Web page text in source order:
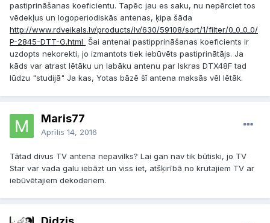
pastiprināšanas koeficientu. Tapēc jau es saku, nu nepērciet tos
vēdekļus un logoperiodiskās antenas, ķipa šāda
http://www.rdveikals.lv/products/lv/630/59108/sort/1/filter/0_0_0_0/
P-2845-DTT-G.html
Šai antenai pastipprināšanas koeficients ir
uzdopts nekorekti, jo izmantots tiek iebūvēts pastiprinātājs. Ja
kāds var atrast lētāku un labāku antenu par Iskras DTX48F tad
lūdzu "studijā" Ja kas, Yotas bāzē šī antena maksās vēl lētāk.
Maris77
Aprīlis 14, 2016
Tātad divus TV antena nepavilks? Lai gan nav tik būtiski, jo TV
Star var vada galu iebāzt un viss iet, atšķirībā no krutajiem TV ar
iebūvētajiem dekoderiem.